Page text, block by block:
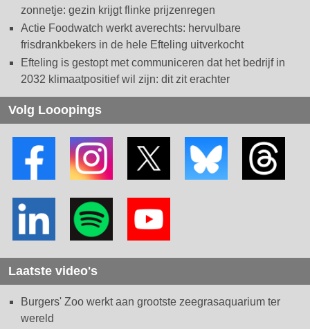
zonnetje: gezin krijgt flinke prijzenregen
Actie Foodwatch werkt averechts: hervulbare
frisdrankbekers in de hele Efteling uitverkocht
Efteling is gestopt met communiceren dat het bedrijf in
2032 klimaatpositief wil zijn: dit zit erachter
Volg Looopings
Laatste video's
Burgers' Zoo werkt aan grootste zeegrasaquarium ter
wereld